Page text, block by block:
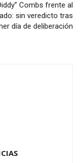
Combs frente al
sin veredicto tras
día de deliberación